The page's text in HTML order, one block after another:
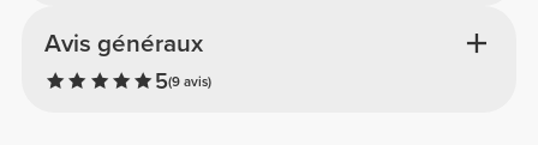
Avis généraux
5(9 avis)